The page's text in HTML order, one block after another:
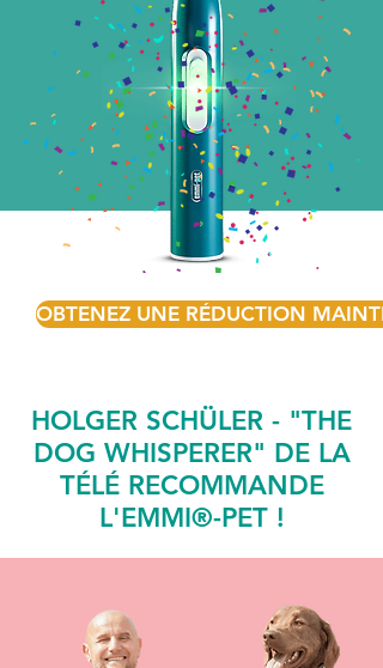
OBTENEZ UNE RÉDUCTION
HOLGER SCHÜLER - "THE
DOG WHISPERER" DE LA
TÉLÉ RECOMMANDE
L'EMMI®-PET !